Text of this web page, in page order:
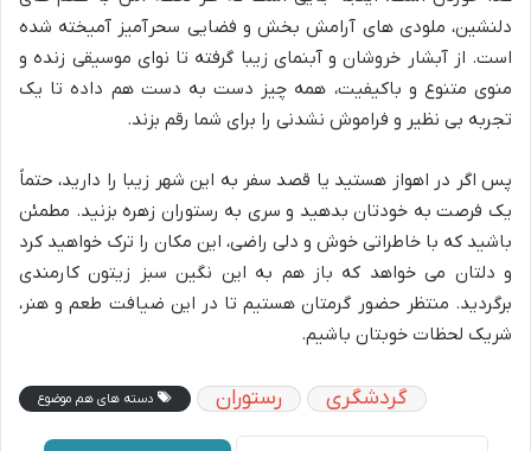
دلنشین، ملودی های آرامش بخش و فضایی سحرآمیز آمیخته شده
است. از آبشار خروشان و آبنمای زیبا گرفته تا نوای موسیقی زنده و
منوی متنوع و باکیفیت، همه چیز دست به دست هم داده تا یک
تجربه بی نظیر و فراموش نشدنی را برای شما رقم بزند.
پس اگر در اهواز هستید یا قصد سفر به این شهر زیبا را دارید، حتماً
یک فرصت به خودتان بدهید و سری به رستوران زهره بزنید. مطمئن
باشید که با خاطراتی خوش و دلی راضی، این مکان را ترک خواهید کرد
و دلتان می خواهد که باز هم به این نگین سبز زیتون کارمندی
برگردید. منتظر حضور گرمتان هستیم تا در این ضیافت طعم و هنر،
شریک لحظات خوبتان باشیم.
دسته های هم موضوع رستوران گردشگری